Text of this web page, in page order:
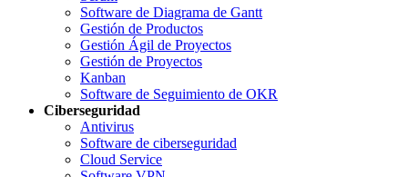
Software de Diagrama de Gantt
Gestión de Productos
Gestión Ágil de Proyectos
Gestión de Proyectos
Kanban
Software de Seguimiento de OKR
Ciberseguridad
Antivirus
Software de ciberseguridad
Cloud Service